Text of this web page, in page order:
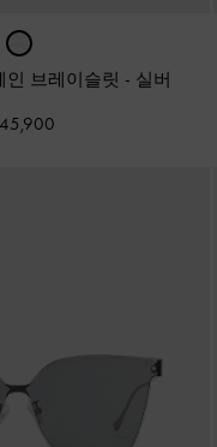
인 브레이슬릿 - 실버